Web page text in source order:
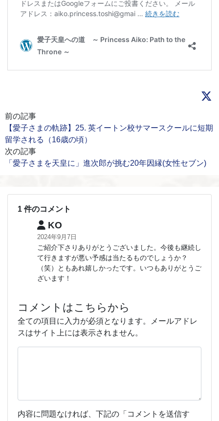
前の記事
【愛子さまの軌跡】25. 英イートン校サマースクールに短期
留学される（16歳の頃）
次の記事
「愛子さまを天皇に」進次郎が挑む20年因縁(女性セブン)
1 件のコメント
KO
2024年9月7日
ご紹介下さりありがとうございました。今後も継続し
て行きますが悪い予感は当たるものでしょうか？
（笑）ともあれ嬉しかったです。いつもありがとうご
ざいます！
コメントはこちらから
全ての項目に入力が必須となります。メールアドレ
スはサイト上には表示されません。
内容に問題なければ、下記の「コメントを送信す